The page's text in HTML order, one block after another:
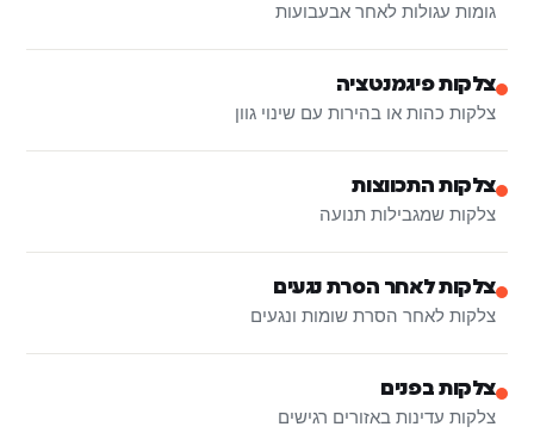
גומות עגולות לאחר אבעבועות
צלקות פיגמנטציה
צלקות כהות או בהירות עם שינוי גוון
צלקות התכווצות
צלקות שמגבילות תנועה
צלקות לאחר הסרת נגעים
צלקות לאחר הסרת שומות ונגעים
צלקות בפנים
צלקות עדינות באזורים רגישים